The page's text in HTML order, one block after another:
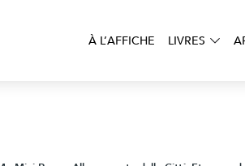
À L’AFFICHE LIVRES